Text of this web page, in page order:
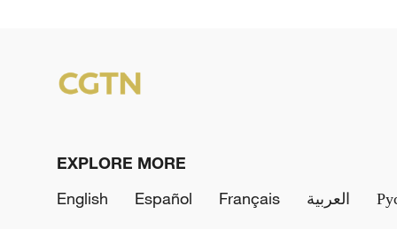
EXPLORE MORE
English
Español Français العربية